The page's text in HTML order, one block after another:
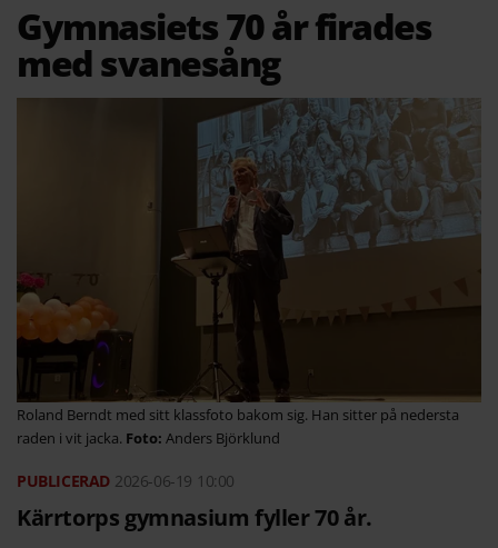
Gymnasiets 70 år firades
med svanesång
Roland Berndt med sitt klassfoto bakom sig. Han sitter på nedersta
raden i vit jacka.
Anders Björklund
2026-06-19 10:00
Kärrtorps gymnasium fyller 70 år.